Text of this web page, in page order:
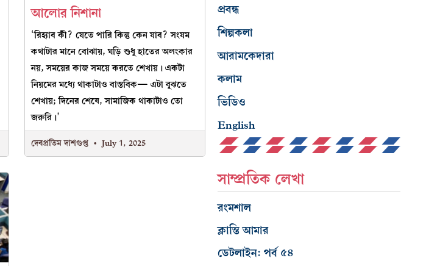
আলোর নিশানা
‘রিহ্যাব কী? যেতে পারি কিন্তু কেন যাব? সংযম
কথাটার মানে বোঝায়, ঘড়ি শুধু হাতের অলংকার
নয়, সময়ের কাজ সময়ে করতে শেখায়। একটা
নিয়মের মধ্যে থাকাটাও বাস্তবিক— এটা বুঝতে
শেখায়; দিনের শেষে, সামাজিক থাকাটাও তো
জরুরি।’
দেবপ্রতিম দাশগুপ্ত
July 1, 2025
প্রবন্ধ
শিল্পকলা
আরামকেদারা
কলাম
ভিডিও
English
সাম্প্রতিক লেখা
রংমশাল
ক্লান্তি আমার
ডেটলাইন: পর্ব ৫৪